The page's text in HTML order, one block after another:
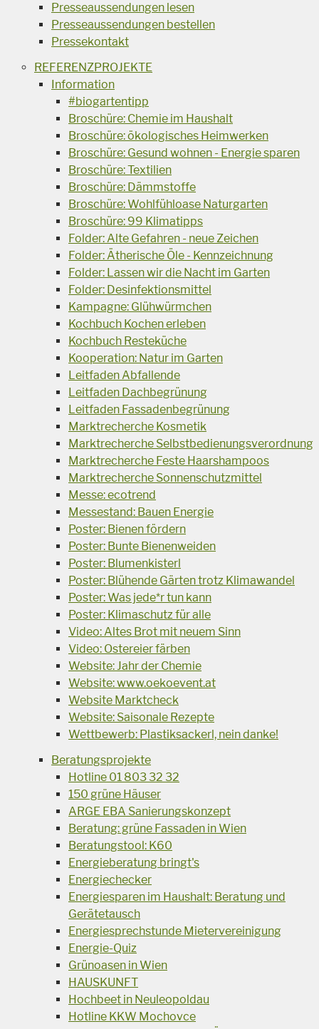
Presseaussendungen lesen
Presseaussendungen bestellen
Pressekontakt
REFERENZPROJEKTE
Information
#biogartentipp
Broschüre: Chemie im Haushalt
Broschüre: ökologisches Heimwerken
Broschüre: Gesund wohnen - Energie sparen
Broschüre: Textilien
Broschüre: Dämmstoffe
Broschüre: Wohlfühloase Naturgarten
Broschüre: 99 Klimatipps
Folder: Alte Gefahren - neue Zeichen
Folder: Ätherische Öle - Kennzeichnung
Folder: Lassen wir die Nacht im Garten
Folder: Desinfektionsmittel
Kampagne: Glühwürmchen
Kochbuch Kochen erleben
Kochbuch Resteküche
Kooperation: Natur im Garten
Leitfaden Abfallende
Leitfaden Dachbegrünung
Leitfaden Fassadenbegrünung
Marktrecherche Kosmetik
Marktrecherche Selbstbedienungsverordnung
Marktrecherche Feste Haarshampoos
Marktrecherche Sonnenschutzmittel
Messe: ecotrend
Messestand: Bauen Energie
Poster: Bienen fördern
Poster: Bunte Bienenweiden
Poster: Blumenkisterl
Poster: Blühende Gärten trotz Klimawandel
Poster: Was jede*r tun kann
Poster: Klimaschutz für alle
Video: Altes Brot mit neuem Sinn
Video: Ostereier färben
Website: Jahr der Chemie
Website: www.oekoevent.at
Website Marktcheck
Website: Saisonale Rezepte
Wettbewerb: Plastiksackerl, nein danke!
Beratungsprojekte
Hotline 01 803 32 32
150 grüne Häuser
ARGE EBA Sanierungskonzept
Beratung: grüne Fassaden in Wien
Beratungstool: K60
Energieberatung bringt's
Energiechecker
Energiesparen im Haushalt: Beratung und
Gerätetausch
Energiesprechstunde Mietervereinigung
Energie-Quiz
Grünoasen in Wien
HAUSKUNFT
Hochbeet in Neuleopoldau
Hotline KKW Mochovce